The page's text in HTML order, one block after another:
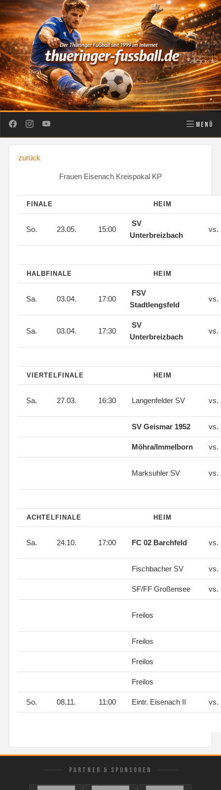
MENÜ
zurück
Frauen Eisenach Kreispokal KP
FINALE HEIM
So. 23.05. 15:00
SV
Unterbreizbach
vs.
HALBFINALE HEIM
Sa. 03.04. 17:00
FSV
Stadtlengsfeld
vs.
Sa. 03.04. 17:30
SV
Unterbreizbach
vs.
VIERTELFINALE HEIM
Sa. 27.03. 16:30 Langenfelder SV vs.
SV Geismar 1952 vs.
Möhra/Immelborn vs.
Marksuhler SV vs.
ACHTELFINALE HEIM
Sa. 24.10. 17:00 FC 02 Barchfeld vs.
Fischbacher SV vs.
SF/FF Großensee vs.
Freilos
Freilos
Freilos
Freilos
So. 08.11. 11:00 Eintr. Eisenach II vs.
PARTNER & SPONSOREN